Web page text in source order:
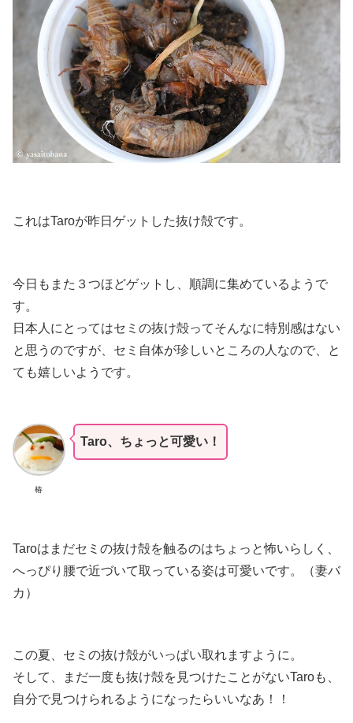
これはTaroが昨日ゲットした抜け殻です。
今日もまた３つほどゲットし、順調に集めているようで
す。
日本人にとってはセミの抜け殻ってそんなに特別感はない
と思うのですが、セミ自体が珍しいところの人なので、と
ても嬉しいようです。
椿
Taro、ちょっと可愛い！
Taroはまだセミの抜け殻を触るのはちょっと怖いらしく、
へっぴり腰で近づいて取っている姿は可愛いです。（妻バ
カ）
この夏、セミの抜け殻がいっぱい取れますように。
そして、まだ一度も抜け殻を見つけたことがないTaroも、
自分で見つけられるようになったらいいなあ！！